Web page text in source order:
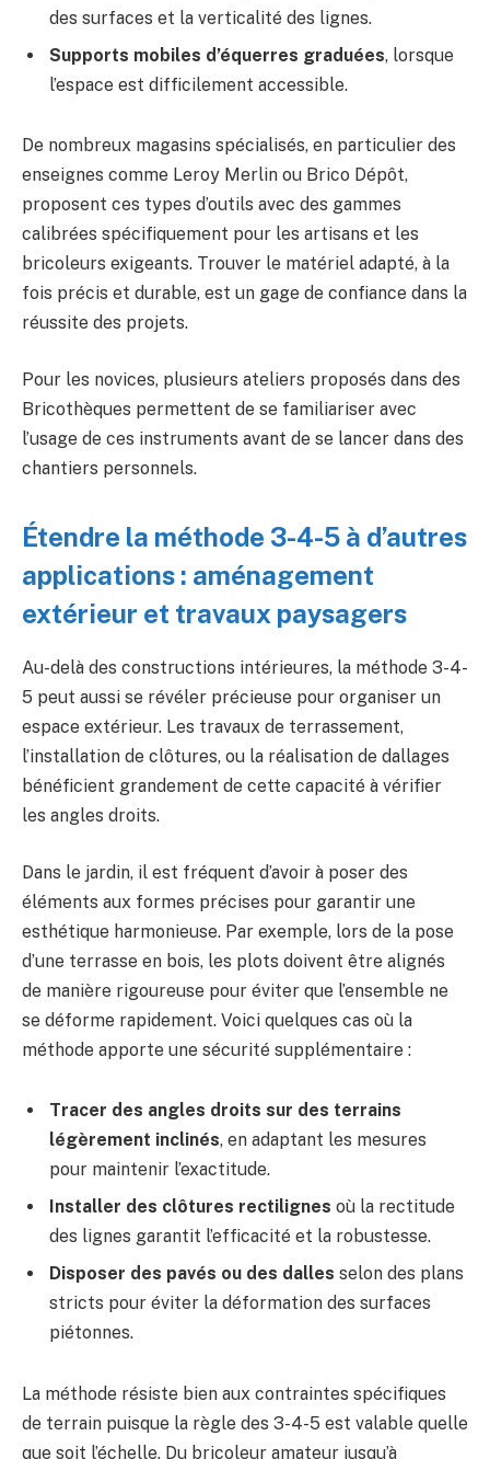
des surfaces et la verticalité des lignes.
Supports mobiles d’équerres graduées, lorsque
l’espace est difficilement accessible.
De nombreux magasins spécialisés, en particulier des
enseignes comme Leroy Merlin ou Brico Dépôt,
proposent ces types d’outils avec des gammes
calibrées spécifiquement pour les artisans et les
bricoleurs exigeants. Trouver le matériel adapté, à la
fois précis et durable, est un gage de confiance dans la
réussite des projets.
Pour les novices, plusieurs ateliers proposés dans des
Bricothèques permettent de se familiariser avec
l’usage de ces instruments avant de se lancer dans des
chantiers personnels.
Étendre la méthode 3-4-5 à d’autres
applications : aménagement
extérieur et travaux paysagers
Au-delà des constructions intérieures, la méthode 3-4-
5 peut aussi se révéler précieuse pour organiser un
espace extérieur. Les travaux de terrassement,
l’installation de clôtures, ou la réalisation de dallages
bénéficient grandement de cette capacité à vérifier
les angles droits.
Dans le jardin, il est fréquent d’avoir à poser des
éléments aux formes précises pour garantir une
esthétique harmonieuse. Par exemple, lors de la pose
d’une terrasse en bois, les plots doivent être alignés
de manière rigoureuse pour éviter que l’ensemble ne
se déforme rapidement. Voici quelques cas où la
méthode apporte une sécurité supplémentaire :
Tracer des angles droits sur des terrains
légèrement inclinés, en adaptant les mesures
pour maintenir l’exactitude.
Installer des clôtures rectilignes où la rectitude
des lignes garantit l’efficacité et la robustesse.
Disposer des pavés ou des dalles selon des plans
stricts pour éviter la déformation des surfaces
piétonnes.
La méthode résiste bien aux contraintes spécifiques
de terrain puisque la règle des 3-4-5 est valable quelle
que soit l’échelle. Du bricoleur amateur jusqu’à